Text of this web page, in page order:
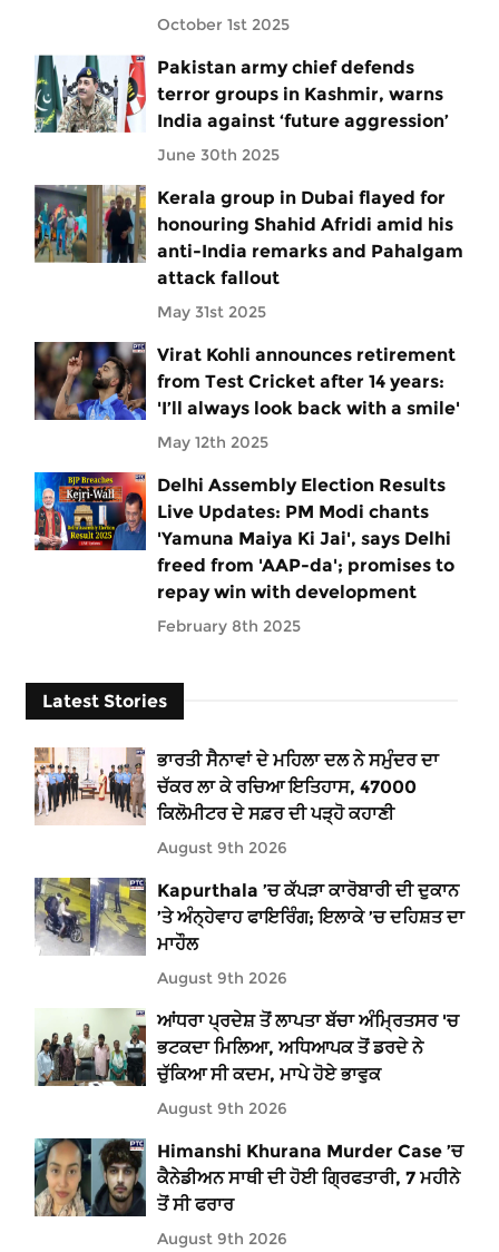
October 1st 2025
Pakistan army chief defends
terror groups in Kashmir, warns
India against ‘future aggression’
June 30th 2025
Kerala group in Dubai flayed for
honouring Shahid Afridi amid his
anti-India remarks and Pahalgam
attack fallout
May 31st 2025
Virat Kohli announces retirement
from Test Cricket after 14 years:
'I’ll always look back with a smile'
May 12th 2025
Delhi Assembly Election Results
Live Updates: PM Modi chants
'Yamuna Maiya Ki Jai', says Delhi
freed from 'AAP-da'; promises to
repay win with development
February 8th 2025
Latest Stories
ਭਾਰਤੀ ਸੈਨਾਵਾਂ ਦੇ ਮਹਿਲਾ ਦਲ ਨੇ ਸਮੁੰਦਰ ਦਾ
ਚੱਕਰ ਲਾ ਕੇ ਰਚਿਆ ਇਤਿਹਾਸ, 47000
ਕਿਲੋਮੀਟਰ ਦੇ ਸਫ਼ਰ ਦੀ ਪੜ੍ਹੋ ਕਹਾਣੀ
August 9th 2026
Kapurthala ’ਚ ਕੱਪੜਾ ਕਾਰੋਬਾਰੀ ਦੀ ਦੁਕਾਨ
’ਤੇ ਅੰਨ੍ਹੇਵਾਹ ਫਾਇਰਿੰਗ; ਇਲਾਕੇ ’ਚ ਦਹਿਸ਼ਤ ਦਾ
ਮਾਹੌਲ
August 9th 2026
ਆਂਧਰਾ ਪ੍ਰਦੇਸ਼ ਤੋਂ ਲਾਪਤਾ ਬੱਚਾ ਅੰਮ੍ਰਿਤਸਰ 'ਚ
ਭਟਕਦਾ ਮਿਲਿਆ, ਅਧਿਆਪਕ ਤੋਂ ਡਰਦੇ ਨੇ
ਚੁੱਕਿਆ ਸੀ ਕਦਮ, ਮਾਪੇ ਹੋਏ ਭਾਵੁਕ
August 9th 2026
Himanshi Khurana Murder Case ’ਚ
ਕੈਨੇਡੀਅਨ ਸਾਥੀ ਦੀ ਹੋਈ ਗ੍ਰਿਫਤਾਰੀ, 7 ਮਹੀਨੇ
ਤੋਂ ਸੀ ਫਰਾਰ
August 9th 2026